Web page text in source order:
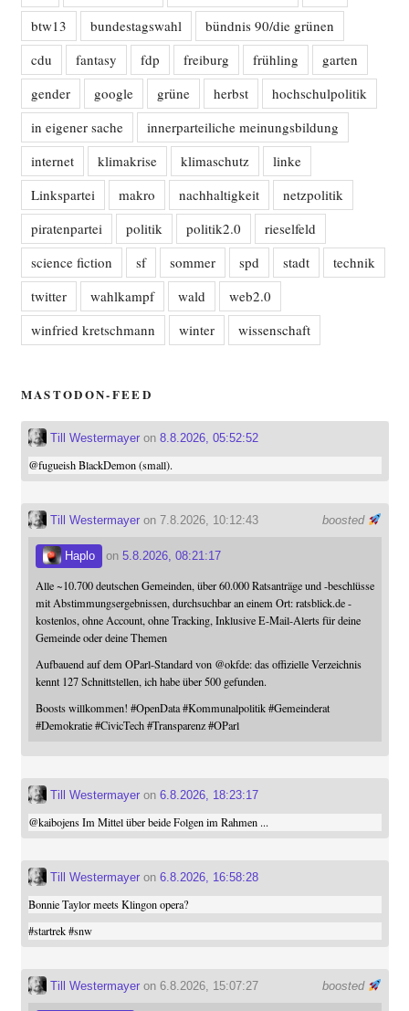
btw13
bundestagswahl
bündnis 90/die grünen
cdu
fantasy fdp freiburg frühling
garten
gender
google grüne herbst
hochschulpolitik
in eigener sache
innerparteiliche meinungsbildung
internet
klimakrise klimaschutz
linke
Linkspartei
makro nachhaltigkeit
netzpolitik
piratenpartei
politik politik2.0
rieselfeld
science fiction
sf sommer spd stadt
technik
twitter
wahlkampf wald
web2.0
winfried kretschmann
winter wissenschaft
MASTODON-FEED
Till Westermayeron 8.8.2026, 05:52:52
@fugueishBlackDemon (small).
boosted
Till Westermayeron 7.8.2026, 10:12:43
Haplo on 5.8.2026, 08:21:17
Alle ~10.700 deutschen Gemeinden, über 60.000 Ratsanträge und -beschlüsse
mit Abstimmungsergebnissen, durchsuchbar an einem Ort: ratsblick.de -
kostenlos, ohne Account, ohne Tracking, Inklusive E-Mail-Alerts für deine
Gemeinde oder deine Themen
Aufbauend auf dem OParl-Standard von @okfde: das offizielle Verzeichnis
kennt 127 Schnittstellen, ich habe über 500 gefunden.
Boosts willkommen! #OpenData #Kommunalpolitik #Gemeinderat
#Demokratie #CivicTech #Transparenz #OParl
Till Westermayeron 6.8.2026, 18:23:17
@kaibojensIm Mittel über beide Folgen im Rahmen ...
Till Westermayeron 6.8.2026, 16:58:28
Bonnie Taylor meets Klingon opera?
#startrek #snw
boosted
Till Westermayeron 6.8.2026, 15:07:27